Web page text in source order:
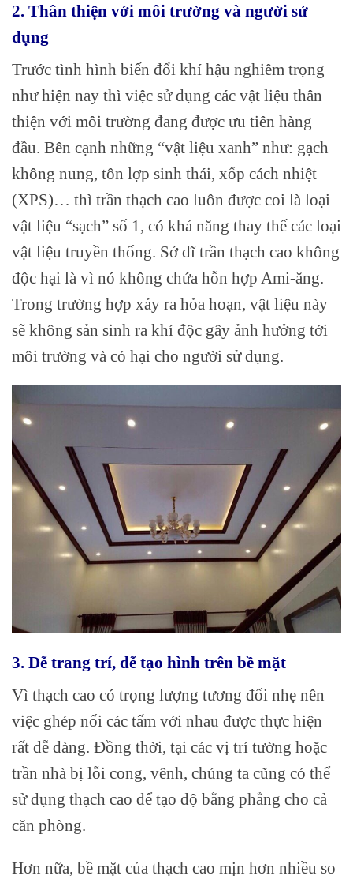
2. Thân thiện với môi trường và người sử
dụng
Trước tình hình biến đổi khí hậu nghiêm trọng
như hiện nay thì việc sử dụng các vật liệu thân
thiện với môi trường đang được ưu tiên hàng
đầu. Bên cạnh những “vật liệu xanh” như: gạch
không nung, tôn lợp sinh thái, xốp cách nhiệt
(XPS)… thì trần thạch cao luôn được coi là loại
vật liệu “sạch” số 1, có khả năng thay thế các loại
vật liệu truyền thống. Sở dĩ trần thạch cao không
độc hại là vì nó không chứa hỗn hợp Ami-ăng.
Trong trường hợp xảy ra hỏa hoạn, vật liệu này
sẽ không sản sinh ra khí độc gây ảnh hưởng tới
môi trường và có hại cho người sử dụng.
3. Dễ trang trí, dễ tạo hình trên bề mặt
Vì thạch cao có trọng lượng tương đối nhẹ nên
việc ghép nối các tấm với nhau được thực hiện
rất dễ dàng. Đồng thời, tại các vị trí tường hoặc
trần nhà bị lỗi cong, vênh, chúng ta cũng có thể
sử dụng thạch cao để tạo độ bằng phẳng cho cả
căn phòng.
Hơn nữa, bề mặt của thạch cao mịn hơn nhiều so